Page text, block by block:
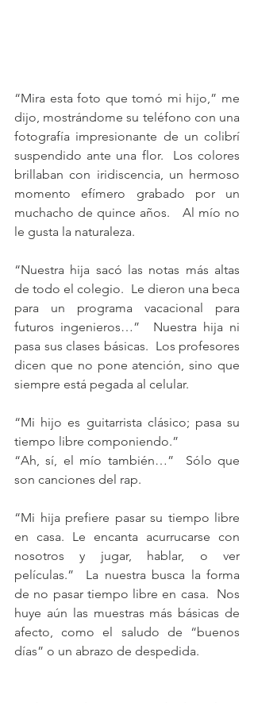
“Mira esta foto que tomó mi hijo,” me
dijo, mostrándome su teléfono con una
fotografía impresionante de un colibrí
suspendido ante una flor.  Los colores
brillaban con iridiscencia, un hermoso
momento efímero grabado por un
muchacho de quince años.   Al mío no
le gusta la naturaleza.
“Nuestra hija sacó las notas más altas
de todo el colegio.  Le dieron una beca
para un programa vacacional para
futuros ingenieros…”  Nuestra hija ni
pasa sus clases básicas.  Los profesores
dicen que no pone atención, sino que
siempre está pegada al celular.
“Mi hijo es guitarrista clásico; pasa su
tiempo libre componiendo.”
“Ah, sí, el mío también…”  Sólo que
son canciones del rap.
“Mi hija prefiere pasar su tiempo libre
en casa. Le encanta acurrucarse con
nosotros y jugar, hablar, o ver
películas.”  La nuestra busca la forma
de no pasar tiempo libre en casa.  Nos
huye aún las muestras más básicas de
afecto, como el saludo de “buenos
días” o un abrazo de despedida.